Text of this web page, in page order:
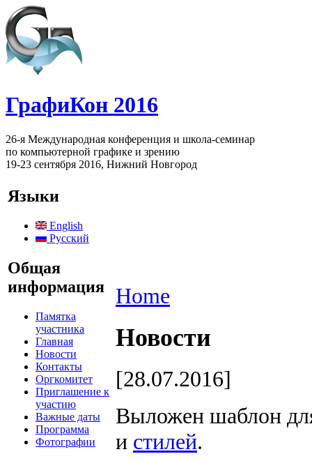
ГрафиКон 2016
26-я Международная конференция и школа-семинар
по компьютерной графике и зрению
19-23 сентября 2016, Нижний Новгород
Языки
English
Русский
Общая
информация
Памятка
участника
Главная
Новости
Контакты
Оргкомитет
Приглашение к
участию
Важные даты
Программа
Фотографии
Home
Новости
[28.07.2016]
Выложен шаблон
и стилей.